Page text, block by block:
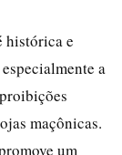
histórica e
a
maçônicas.
um